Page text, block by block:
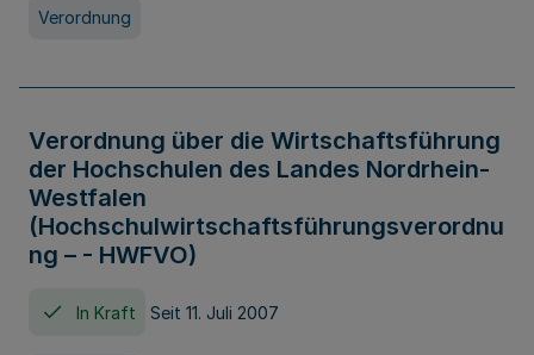
Verordnung
Verordnung über die Wirtschaftsführung
der Hochschulen des Landes Nordrhein-
Westfalen
(Hochschulwirtschaftsführungsverordnu
ng – - HWFVO)
In Kraft Seit 11. Juli 2007